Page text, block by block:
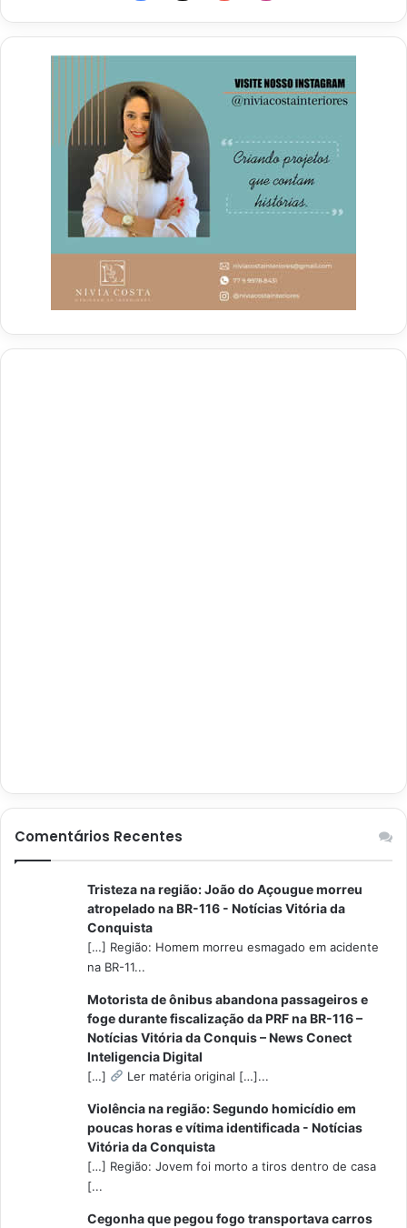
Comentários Recentes
Tristeza na região: João do Açougue morreu
atropelado na BR-116 - Notícias Vitória da
Conquista
[…] Região: Homem morreu esmagado em acidente
na BR-11...
Motorista de ônibus abandona passageiros e
foge durante fiscalização da PRF na BR-116 –
Notícias Vitória da Conquis – News Conect
Inteligencia Digital
[…] Ler matéria original […]...
Violência na região: Segundo homicídio em
poucas horas e vítima identificada - Notícias
Vitória da Conquista
[…] Região: Jovem foi morto a tiros dentro de casa
[...
Cegonha que pegou fogo transportava carros